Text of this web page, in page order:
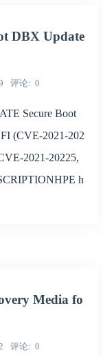
DBX Update
评论 0
Secure Boot
(CVE-2021-202
2021-20225,
h
Media fo
评论 0